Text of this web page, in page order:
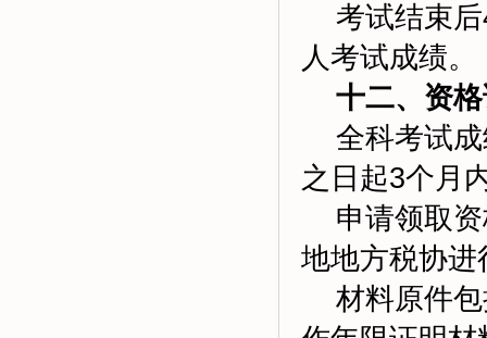
考试结束后
人考试成绩。
十二、资
全科考试成
之日起3个月
申请领取资
地地方税协
材料原件包